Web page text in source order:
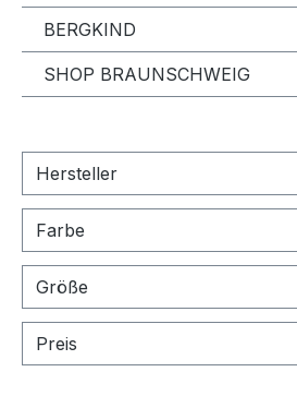
BERGKIND
SHOP BRAUNSCHWEIG
Hersteller
Farbe
Größe
Preis